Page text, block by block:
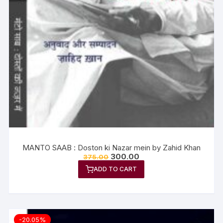
MANTO SAAB : Doston ki Nazar mein by Zahid Khan
375.00 300.00
ADD TO CART
-20.05%